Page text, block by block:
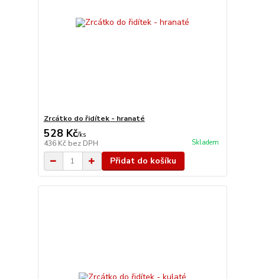
Zrcátko do řidítek - hranaté
528 Kč/ks
436 Kč bez DPH Skladem
Přidat do košíku